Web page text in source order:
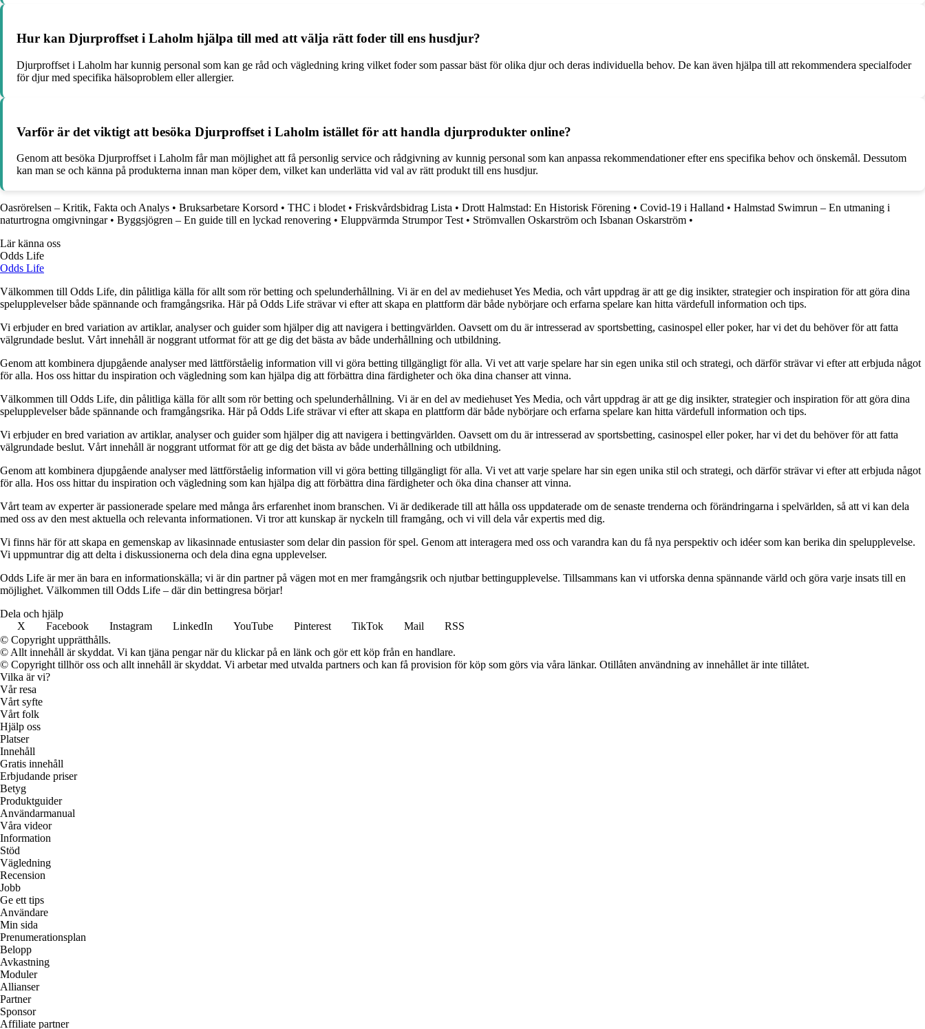
Hur kan Djurproffset i Laholm hjälpa till med att välja rätt foder till ens husdjur?
Djurproffset i Laholm har kunnig personal som kan ge råd och vägledning kring vilket foder som passar bäst för olika djur och deras individuella behov. De kan även hjälpa till att rekommendera specialfoder
för djur med specifika hälsoproblem eller allergier.
Varför är det viktigt att besöka Djurproffset i Laholm istället för att handla djurprodukter online?
Genom att besöka Djurproffset i Laholm får man möjlighet att få personlig service och rådgivning av kunnig personal som kan anpassa rekommendationer efter ens specifika behov och önskemål. Dessutom
kan man se och känna på produkterna innan man köper dem, vilket kan underlätta vid val av rätt produkt till ens husdjur.
Oasrörelsen – Kritik, Fakta och Analys • Bruksarbetare Korsord • THC i blodet • Friskvårdsbidrag Lista • Drott Halmstad: En Historisk Förening • Covid-19 i Halland • Halmstad Swimrun – En utmaning i
naturtrogna omgivningar• Byggsjögren – En guide till en lyckad renovering • Eluppvärmda Strumpor Test • Strömvallen Oskarström och Isbanan Oskarström •
Lär känna oss
Odds Life
Odds Life
Välkommen till Odds Life, din pålitliga källa för allt som rör betting och spelunderhållning. Vi är en del av mediehuset Yes Media, och vårt uppdrag är att ge dig insikter, strategier och inspiration för att göra dina
spelupplevelser både spännande och framgångsrika. Här på Odds Life strävar vi efter att skapa en plattform där både nybörjare och erfarna spelare kan hitta värdefull information och tips.
Vi erbjuder en bred variation av artiklar, analyser och guider som hjälper dig att navigera i bettingvärlden. Oavsett om du är intresserad av sportsbetting, casinospel eller poker, har vi det du behöver för att fatta
välgrundade beslut. Vårt innehåll är noggrant utformat för att ge dig det bästa av både underhållning och utbildning.
Genom att kombinera djupgående analyser med lättförståelig information vill vi göra betting tillgängligt för alla. Vi vet att varje spelare har sin egen unika stil och strategi, och därför strävar vi efter att erbjuda något
för alla. Hos oss hittar du inspiration och vägledning som kan hjälpa dig att förbättra dina färdigheter och öka dina chanser att vinna.
Välkommen till Odds Life, din pålitliga källa för allt som rör betting och spelunderhållning. Vi är en del av mediehuset Yes Media, och vårt uppdrag är att ge dig insikter, strategier och inspiration för att göra dina
spelupplevelser både spännande och framgångsrika. Här på Odds Life strävar vi efter att skapa en plattform där både nybörjare och erfarna spelare kan hitta värdefull information och tips.
Vi erbjuder en bred variation av artiklar, analyser och guider som hjälper dig att navigera i bettingvärlden. Oavsett om du är intresserad av sportsbetting, casinospel eller poker, har vi det du behöver för att fatta
välgrundade beslut. Vårt innehåll är noggrant utformat för att ge dig det bästa av både underhållning och utbildning.
Genom att kombinera djupgående analyser med lättförståelig information vill vi göra betting tillgängligt för alla. Vi vet att varje spelare har sin egen unika stil och strategi, och därför strävar vi efter att erbjuda något
för alla. Hos oss hittar du inspiration och vägledning som kan hjälpa dig att förbättra dina färdigheter och öka dina chanser att vinna.
Vårt team av experter är passionerade spelare med många års erfarenhet inom branschen. Vi är dedikerade till att hålla oss uppdaterade om de senaste trenderna och förändringarna i spelvärlden, så att vi kan dela
med oss av den mest aktuella och relevanta informationen. Vi tror att kunskap är nyckeln till framgång, och vi vill dela vår expertis med dig.
Vi finns här för att skapa en gemenskap av likasinnade entusiaster som delar din passion för spel. Genom att interagera med oss och varandra kan du få nya perspektiv och idéer som kan berika din spelupplevelse.
Vi uppmuntrar dig att delta i diskussionerna och dela dina egna upplevelser.
Odds Life är mer än bara en informationskälla; vi är din partner på vägen mot en mer framgångsrik och njutbar bettingupplevelse. Tillsammans kan vi utforska denna spännande värld och göra varje insats till en
möjlighet. Välkommen till Odds Life – där din bettingresa börjar!
Dela och hjälp
X
Facebook Instagram LinkedIn YouTube Pinterest TikTok Mail
RSS
© Copyright upprätthålls.
© Allt innehåll är skyddat. Vi kan tjäna pengar när du klickar på en länk och gör ett köp från en handlare.
© Copyright tillhör oss och allt innehåll är skyddat. Vi arbetar med utvalda partners och kan få provision för köp som görs via våra länkar. Otillåten användning av innehållet är inte tillåtet.
Vilka är vi?
Vår resa
Vårt syfte
Vårt folk
Hjälp oss
Platser
Innehåll
Gratis innehåll
Erbjudande priser
Betyg
Produktguider
Användarmanual
Våra videor
Information
Stöd
Vägledning
Recension
Jobb
Ge ett tips
Användare
Min sida
Prenumerationsplan
Belopp
Avkastning
Moduler
Allianser
Partner
Sponsor
Affiliate partner